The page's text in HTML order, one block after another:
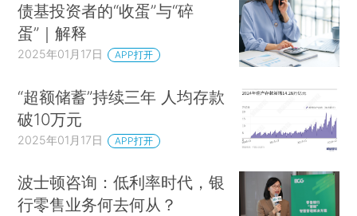
债基投资者的“收蛋”与“碎
蛋”｜解释
2025年01月17日 APP打开
“超额储蓄”持续三年 人均存款
破10万元
2025年01月17日 APP打开
波士顿咨询：低利率时代，银
行零售业务何去何从？